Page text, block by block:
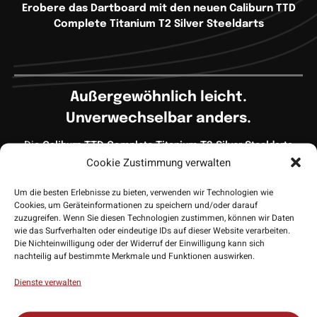
Cookie Zustimmung verwalten
Um die besten Erlebnisse zu bieten, verwenden wir Technologien wie
Cookies, um Geräteinformationen zu speichern und/oder darauf
zuzugreifen. Wenn Sie diesen Technologien zustimmen, können wir Daten
wie das Surfverhalten oder eindeutige IDs auf dieser Website verarbeiten.
Die Nichteinwilligung oder der Widerruf der Einwilligung kann sich
nachteilig auf bestimmte Merkmale und Funktionen auswirken.
Dienste verwalten
Erobere das Dartboard mit den neuen Caliburn TTD
Complete Titanium T2 Silver Steeldarts
Außergewöhnlich leicht.
Unverwechselbar anders.
DieCaliburn TTD Complete Titanium T2 Silver Steeldarts
sind alles andere als gewöhnlich. Gefertigt aus
100 % Titan
ein Dart-Erlebnis, das sich deutlich von klassischen
Tungsten-Darts unterscheidet. Für Spieler, die neue Wege
gehen, ihre Technik verfeinern oder einfach etwas
Einzigartiges am Oche spielen möchten, ist der T2 Silver eine